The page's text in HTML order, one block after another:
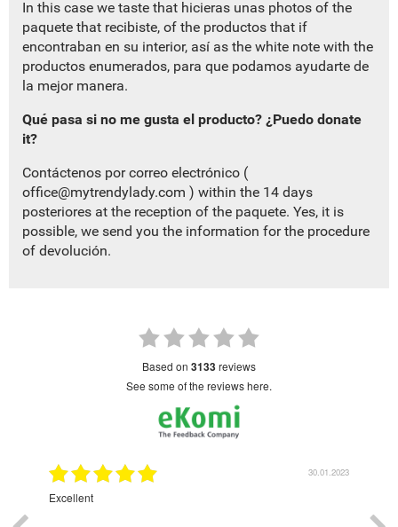
In this case we taste that hicieras unas photos of the
paquete that recibiste, of the productos that if
encontraban en su interior, así as the white note with the
productos enumerados, para que podamos ayudarte de
la mejor manera.
Qué pasa si no me gusta el producto? ¿Puedo donate
it?
Contáctenos por correo electrónico (
office@mytrendylady.com ) within the 14 days
posteriores at the reception of the paquete. Yes, it is
possible, we send you the information for the procedure
of devolución.
based on 3133reviews
see some of the reviews here.
30.01.2023
Excellent